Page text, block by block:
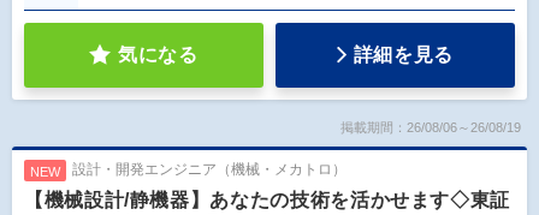
気になる 詳細を見る
掲載期間：26/08/06～26/08/19
NEW 設計・開発エンジニア（機械・メカトロ）
【機械設計/静機器】あなたの技術を活かせます◇東証